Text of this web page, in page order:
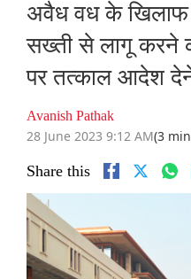
अवैध वध के खिलाफ
सख्ती से लागू करने
पर तत्काल आदेश
Avanish Pathak
28 June 2023 9:12 AM(3
Share this